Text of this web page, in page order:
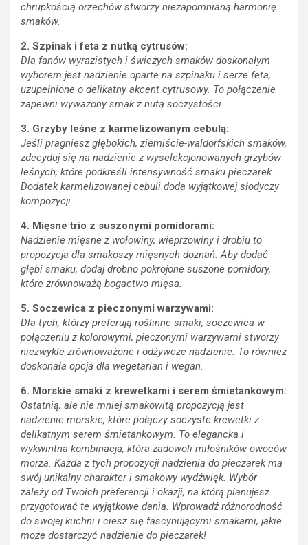
chrupkością orzechów stworzy niezapomnianą harmonię
smaków.
2. Szpinak i feta z nutką cytrusów:
Dla fanów wyrazistych i świeżych smaków doskonałym
wyborem jest nadzienie oparte na szpinaku i serze feta,
uzupełnione o delikatny akcent cytrusowy. To połączenie
zapewni wyważony smak z nutą soczystości.
3. Grzyby leśne z karmelizowanym cebulą:
Jeśli pragniesz głębokich, ziemiście-waldorfskich smaków,
zdecyduj się na nadzienie z wyselekcjonowanych grzybów
leśnych, które podkreśli intensywność smaku pieczarek.
Dodatek karmelizowanej cebuli doda wyjątkowej słodyczy
kompozycji.
4. Mięsne trio z suszonymi pomidorami:
Nadzienie mięsne z wołowiny, wieprzowiny i drobiu to
propozycja dla smakoszy mięsnych doznań. Aby dodać
głębi smaku, dodaj drobno pokrojone suszone pomidory,
które zrównoważą bogactwo mięsa.
5. Soczewica z pieczonymi warzywami:
Dla tych, którzy preferują roślinne smaki, soczewica w
połączeniu z kolorowymi, pieczonymi warzywami stworzy
niezwykle zrównoważone i odżywcze nadzienie. To również
doskonała opcja dla wegetarian i wegan.
6. Morskie smaki z krewetkami i serem śmietankowym:
Ostatnią, ale nie mniej smakowitą propozycją jest
nadzienie morskie, które połączy soczyste krewetki z
delikatnym serem śmietankowym. To elegancka i
wykwintna kombinacja, która zadowoli miłośników owoców
morza. Każda z tych propozycji nadzienia do pieczarek ma
swój unikalny charakter i smakowy wydźwięk. Wybór
zależy od Twoich preferencji i okazji, na którą planujesz
przygotować te wyjątkowe dania. Wprowadź różnorodność
do swojej kuchni i ciesz się fascynującymi smakami, jakie
może dostarczyć nadzienie do pieczarek!